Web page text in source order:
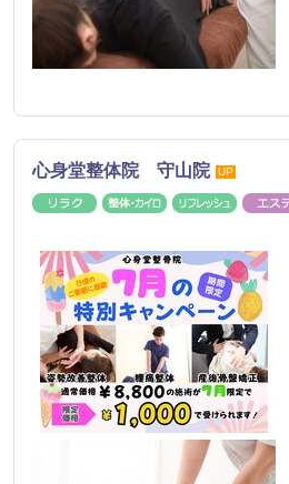
心身堂整体院 守山院 UP
リラク 整体・カイロリフレ